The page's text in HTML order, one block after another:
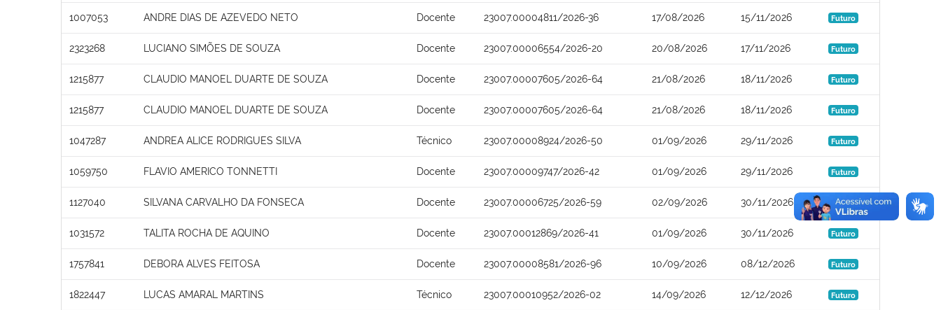
1007053 ANDRE DIAS DE AZEVEDO NETO Docente 23007.00004811/2026-36 17/08/2026 15/11/2026 Futuro
2323268 LUCIANO SIMÕES DE SOUZA Docente 23007.00006554/2026-20 20/08/2026 17/11/2026 Futuro
1215877 CLAUDIO MANOEL DUARTE DE SOUZA Docente 23007.00007605/2026-64 21/08/2026 18/11/2026 Futuro
1215877 CLAUDIO MANOEL DUARTE DE SOUZA Docente 23007.00007605/2026-64 21/08/2026 18/11/2026 Futuro
1047287 ANDREA ALICE RODRIGUES SILVA Técnico 23007.00008924/2026-50 01/09/2026 29/11/2026 Futuro
1059750 FLAVIO AMERICO TONNETTI Docente 23007.00009747/2026-42 01/09/2026 29/11/2026 Futuro
1127040 SILVANA CARVALHO DA FONSECA Docente 23007.00006725/2026-59 02/09/2026 30/11/2026 Futuro
1031572 TALITA ROCHA DE AQUINO Docente 23007.00012869/2026-41 01/09/2026 30/11/2026 Futuro
1757841 DEBORA ALVES FEITOSA Docente 23007.00008581/2026-96 10/09/2026 08/12/2026 Futuro
1822447 LUCAS AMARAL MARTINS Técnico 23007.00010952/2026-02 14/09/2026 12/12/2026 Futuro